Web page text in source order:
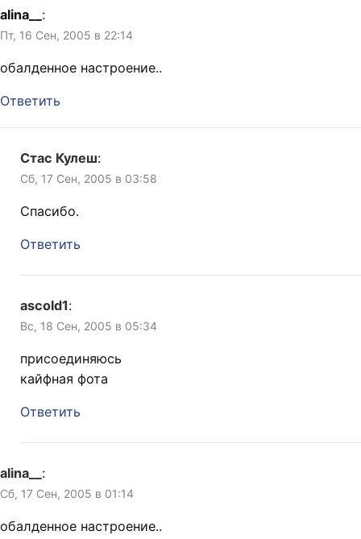
alina__ :
Пт, 16 Сен, 2005 в 22:14
обалденное настроение..
Ответить
Стас Кулеш:
Сб, 17 Сен, 2005 в 03:58
Спасибо.
Ответить
ascold1:
Вс, 18 Сен, 2005 в 05:34
присоединяюсь
кайфная фота
Ответить
alina__ :
Сб, 17 Сен, 2005 в 01:14
обалденное настроение..